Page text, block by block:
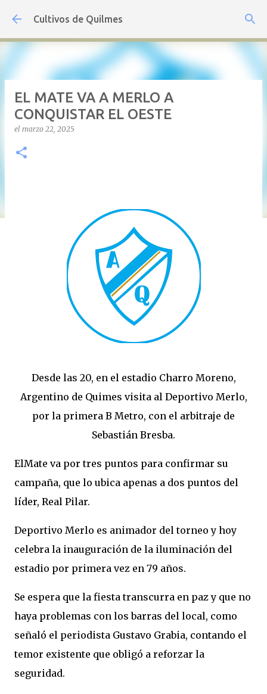
Ir al contenido principal
Cultivos de Quilmes
EL MATE VA A MERLO A
CONQUISTAR EL OESTE
el marzo 22, 2025
Desde las 20, en el estadio Charro Moreno,
Argentino de Quimes visita al Deportivo Merlo,
por la primera B Metro, con el arbitraje de
Sebastián Bresba.
ElMate va por tres puntos para confirmar su
campaña, que lo ubica apenas a dos puntos del
líder, Real Pilar.
Deportivo Merlo es animador del torneo y hoy
celebra la inauguración de la iluminación del
estadio por primera vez en 79 años.
Se espera que la fiesta transcurra en paz y que no
haya problemas con los barras del local, como
señaló el periodista Gustavo Grabia, contando el
temor existente que obligó a reforzar la
seguridad.